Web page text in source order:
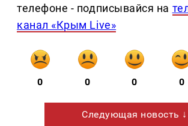
телефоне - подписывайся на
канал «Крым Live»
0 0 0 0
Следующая новость ↓